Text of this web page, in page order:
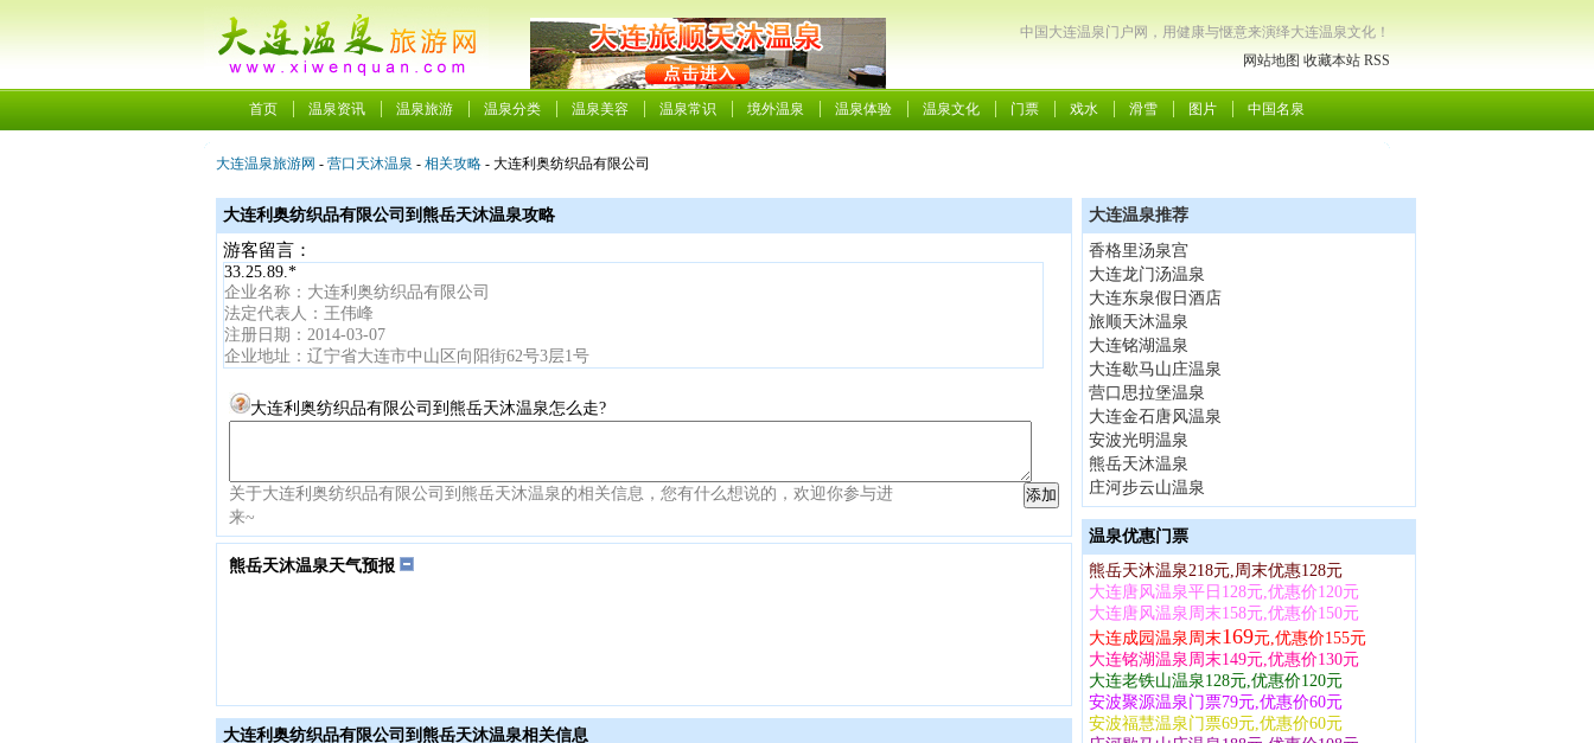
中国大连温泉门户网，用健康与惬意来演绎大连温泉文化！
网站地图 收藏本站 RSS
首页 温泉资讯 温泉旅游 温泉分类 温泉美容 温泉常识 境外温泉 温泉体验 温泉文化 门票 戏水 滑雪 图片 中国名泉
大连温泉旅游网 - 营口天沐温泉 - 相关攻略 - 大连利奥纺织品有限公司
大连利奥纺织品有限公司到熊岳天沐温泉攻略
游客留言：
33.25.89.*
企业名称：大连利奥纺织品有限公司
法定代表人：王伟峰
注册日期：2014-03-07
企业地址：辽宁省大连市中山区向阳街62号3层1号
大连利奥纺织品有限公司到熊岳天沐温泉怎么走?
关于大连利奥纺织品有限公司到熊岳天沐温泉的相关信息，您有什么想说的，欢迎你参与进
来~
熊岳天沐温泉天气预报
大连利奥纺织品有限公司到熊岳天沐温泉相关信息
大连温泉推荐
香格里汤泉宫
大连龙门汤温泉
大连东泉假日酒店
旅顺天沐温泉
大连铭湖温泉
大连歇马山庄温泉
营口思拉堡温泉
大连金石唐风温泉
安波光明温泉
熊岳天沐温泉
庄河步云山温泉
温泉优惠门票
熊岳天沐温泉218元,周末优惠128元
大连唐风温泉平日128元,优惠价120元
大连唐风温泉周末158元,优惠价150元
大连成园温泉周末169元,优惠价155元
大连铭湖温泉周末149元,优惠价130元
大连老铁山温泉128元,优惠价120元
安波聚源温泉门票79元,优惠价60元
安波福慧温泉门票69元,优惠价60元